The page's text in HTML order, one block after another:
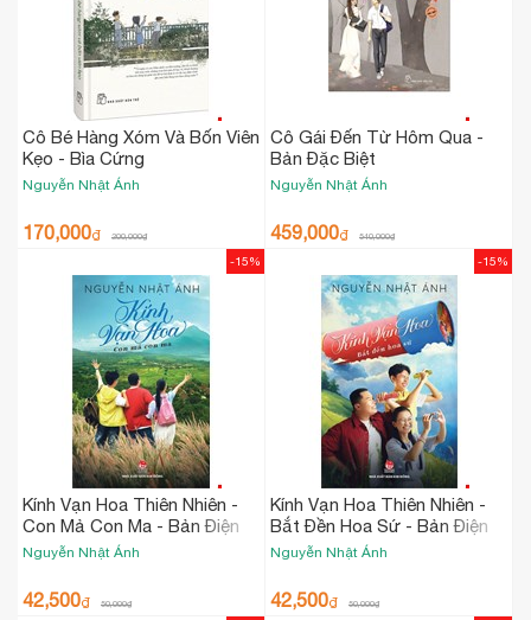
Cô Bé Hàng Xóm Và Bốn Viên
Kẹo - Bìa Cứng
Nguyễn Nhật Ánh
170,000₫ 200,000₫
Cô Gái Đến Từ Hôm Qua -
Bản Đặc Biệt
Nguyễn Nhật Ánh
459,000₫ 540,000₫
Kính Vạn Hoa Thiên Nhiên -
Con Mả Con Ma - Bản Điện
Ảnh
Nguyễn Nhật Ánh
42,500₫ 50,000₫
-15%
Kính Vạn Hoa Thiên Nhiên -
Bắt Đền Hoa Sứ - Bản Điện
Ảnh
Nguyễn Nhật Ánh
42,500₫ 50,000₫
-15%